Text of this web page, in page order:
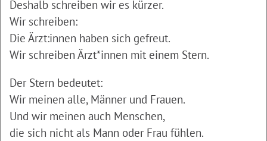
Deshalb schreiben wir es kürzer.
Wir schreiben:
Die Ärzt:innen haben sich gefreut.
Wir schreiben Ärzt*innen mit einem Stern.
Der Stern bedeutet:
Wir meinen alle, Männer und Frauen.
Und wir meinen auch Menschen,
die sich nicht als Mann oder Frau fühlen.